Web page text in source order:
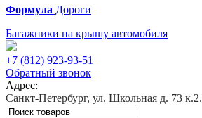
Формула Дороги
Багажники на крышу автомобиля
+7 (812) 923-93-51
Обратный звонок
Адрес:
Санкт-Петербург, ул. Школьная д. 73 к.2.